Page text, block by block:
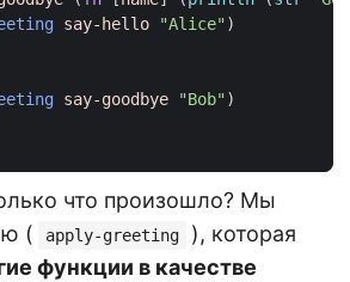
say-hello "Alice")
say-goodbye "Bob")
что произошло? Мы
(
apply-greeting
), которая
функции в качестве